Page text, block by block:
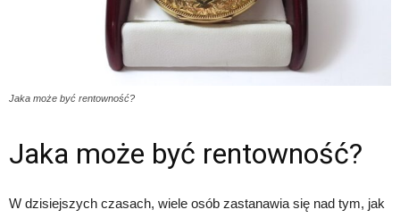
Jaka może być rentowność?
Jaka może być rentowność?
W dzisiejszych czasach, wiele osób zastanawia się nad tym, jak